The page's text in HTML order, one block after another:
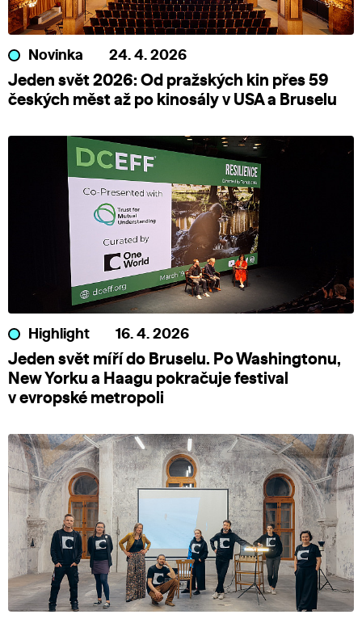
Novinka 24. 4. 2026
Jeden svět 2026: Od pražských kin přes 59
českých měst až po kinosály v USA a Bruselu
Highlight 16. 4. 2026
Jeden svět míří do Bruselu. Po Washingtonu,
New Yorku a Haagu pokračuje festival
v evropské metropoli